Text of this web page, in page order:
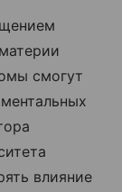
смогут
влияние